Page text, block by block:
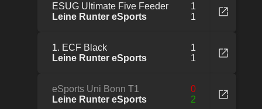
ESUG Ultimate Five Feeder
1
Leine Runter eSports
1
1. ECF Black
1
Leine Runter eSports
1
eSports Uni Bonn T1
0
Leine Runter eSports
2